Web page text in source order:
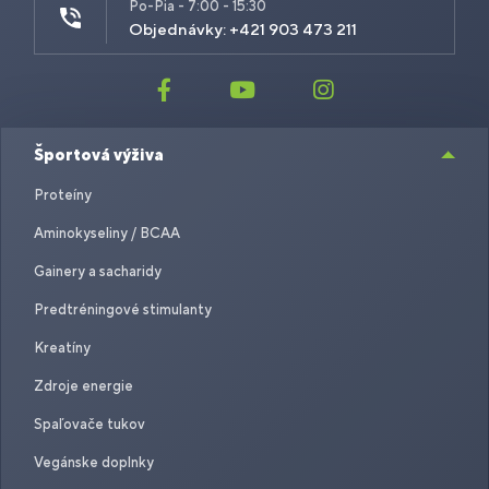
Po-Pia - 7:00 - 15:30
Objednávky: +421 903 473 211
Športová výživa
Proteíny
Aminokyseliny / BCAA
Gainery a sacharidy
Predtréningové stimulanty
Kreatíny
Zdroje energie
Spaľovače tukov
Vegánske doplnky